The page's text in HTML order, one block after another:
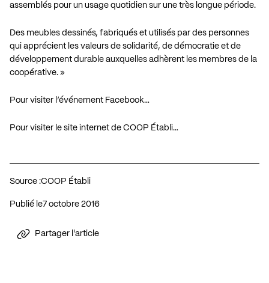
assemblés pour un usage quotidien sur une très longue période.
Des meubles dessinés, fabriqués et utilisés par des personnes
qui apprécient les valeurs de solidarité, de démocratie et de
développement durable auxquelles adhèrent les membres de la
coopérative. »
Pour visiter l’événement Facebook…
Pour visiter le site internet de COOP Établi…
Source :COOP Établi
Publié le 7 octobre 2016
Partager l'article